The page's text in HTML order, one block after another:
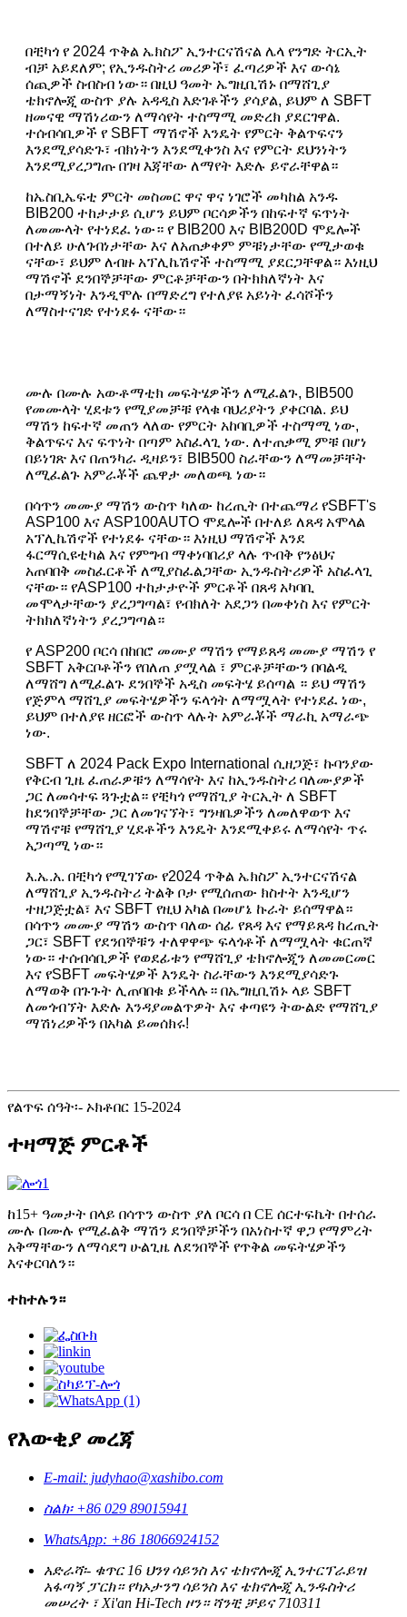
በቺካጎ የ 2024 ጥቅል ኤክስፖ ኢንተርናሽናል ሌላ የንግድ ትርኢት
ብቻ አይደለም; የኢንዱስትሪ መሪዎች፣ ፈጣሪዎች እና ውሳኔ
ሰጪዎች ስብስብ ነው። በዚህ ዓመት ኤግዚቢሽኑ በማሸጊያ
ቴክኖሎጂ ውስጥ ያሉ አዳዲስ እድገቶችን ያሳያል, ይህም ለ SBFT
ዘመናዊ ማሽነሪውን ለማሳየት ተስማሚ መድረክ ያደርገዋል.
ተሰብሳቢዎች የ SBFT ማሽኖች እንዴት የምርት ቅልጥፍናን
እንደሚያሳድጉ፣ ብክነትን እንደሚቀንስ እና የምርት ደህንነትን
እንደሚያረጋግጡ በገዛ እጃቸው ለማየት እድሉ ይኖራቸዋል።
ከኤስቢኤፍቲ ምርት መስመር ዋና ዋና ነገሮች መካከል አንዱ
BIB200 ተከታታይ ሲሆን ይህም ቦርሳዎችን በከፍተኛ ፍጥነት
ለመሙላት የተነደፈ ነው። የ BIB200 እና BIB200D ሞዴሎች
በተለይ ሁለገብነታቸው እና ለአጠቃቀም ምቹነታቸው የሚታወቁ
ናቸው፣ ይህም ለብዙ አፕሊኬሽኖች ተስማሚ ያደርጋቸዋል። እነዚህ
ማሽኖች ደንበኞቻቸው ምርቶቻቸውን በትክክለኛነት እና
በታማኝነት እንዲሞሉ በማድረግ የተለያዩ አይነት ፈሳሾችን
ለማስተናገድ የተነደፉ ናቸው።
ሙሉ በሙሉ አውቶማቲክ መፍትሄዎችን ለሚፈልጉ, BIB500
የመሙላት ሂደቱን የሚያመቻቹ የላቁ ባህሪያትን ያቀርባል. ይህ
ማሽን ከፍተኛ መጠን ላለው የምርት አከባቢዎች ተስማሚ ነው,
ቅልጥፍና እና ፍጥነት በጣም አስፈላጊ ነው. ለተጠቃሚ ምቹ በሆነ
በይነገጽ እና በጠንካራ ዲዛይን፣ BIB500 ስራቸውን ለማመቻቸት
ለሚፈልጉ አምራቾች ጨዋታ መለወጫ ነው።
በሳጥን መሙያ ማሽን ውስጥ ካለው ከረጢት በተጨማሪ የSBFT's
ASP100 እና ASP100AUTO ሞዴሎች በተለይ ለጸዳ አሞላል
አፕሊኬሽኖች የተነደፉ ናቸው። እነዚህ ማሽኖች እንደ
ፋርማሲዩቲካል እና የምግብ ማቀነባበሪያ ላሉ ጥብቅ የንፅህና
አጠባበቅ መስፈርቶች ለሚያስፈልጋቸው ኢንዱስትሪዎች አስፈላጊ
ናቸው። የASP100 ተከታታዮች ምርቶች በጸዳ አካባቢ
መሞላታቸውን ያረጋግጣል፣ የብክለት አደጋን በመቀነስ እና የምርት
ትክክለኛነትን ያረጋግጣል።
የ ASP200 ቦርሳ በከበሮ መሙያ ማሽን የማይጸዳ መሙያ ማሽን የ
SBFT አቅርቦቶችን የበለጠ ያሟላል ፣ ምርቶቻቸውን በባልዲ
ለማሸግ ለሚፈልጉ ደንበኞች አዲስ መፍትሄ ይሰጣል ። ይህ ማሽን
የጅምላ ማሸጊያ መፍትሄዎችን ፍላጎት ለማሟላት የተነደፈ ነው,
ይህም በተለያዩ ዘርፎች ውስጥ ላሉት አምራቾች ማራኪ አማራጭ
ነው.
SBFT ለ 2024 Pack Expo International ሲዘጋጅ፣ ኩባንያው
የቅርብ ጊዜ ፈጠራዎቹን ለማሳየት እና ከኢንዱስትሪ ባለሙያዎች
ጋር ለመሳተፍ ጓጉቷል። የቺካጎ የማሸጊያ ትርኢት ለ SBFT
ከደንበኞቻቸው ጋር ለመገናኘት፣ ግንዛቤዎችን ለመለዋወጥ እና
ማሽኖቹ የማሸጊያ ሂደቶችን እንዴት እንደሚቀይሩ ለማሳየት ጥሩ
አጋጣሚ ነው።
እ.ኤ.አ. በቺካጎ የሚገኘው የ2024 ጥቅል ኤክስፖ ኢንተርናሽናል
ለማሸጊያ ኢንዱስትሪ ትልቅ ቦታ የሚሰጠው ክስተት እንዲሆን
ተዘጋጅቷል፣ እና SBFT የዚህ አካል በመሆኔ ኩራት ይሰማዋል።
በሳጥን መሙያ ማሽን ውስጥ ባለው ሰፊ የጸዳ እና የማይጸዳ ከረጢት
ጋር፣ SBFT የደንበኞቹን ተለዋዋጭ ፍላጎቶች ለማሟላት ቁርጠኛ
ነው። ተሰብሳቢዎች የወደፊቱን የማሸጊያ ቴክኖሎጂን ለመመርመር
እና የSBFT መፍትሄዎች እንዴት ስራቸውን እንደሚያሳድጉ
ለማወቅ በጉጉት ሊጠባበቁ ይችላሉ። በኤግዚቢሽኑ ላይ SBFT
ለመጎብኘት እድሉ እንዳያመልጥዎት እና ቀጣዩን ትውልድ የማሸጊያ
ማሽነሪዎችን በአካል ይመሰክሩ!
የልጥፍ ሰዓት፡- ኦክቶበር 15-2024
ተዛማጅ ምርቶች
ከ15+ ዓመታት በላይ በሳጥን ውስጥ ያለ ቦርሳ በ CE ሰርተፍኬት በተሰራ
ሙሉ በሙሉ የሚፈልቅ ማሽን ደንበኞቻችን በአነስተኛ ዋጋ የማምረት
አቅማቸውን ለማሳደግ ሁልጊዜ ለደንበኞች የጥቅል መፍትሄዎችን
እናቀርባለን።
ተከተሉን።
የእውቂያ መረጃ
E-mail: judyhao@xashibo.com
ስልክ፡ +86 029 89015941
WhatsApp: +86 18066924152
አድራሻ፡- ቁጥር 16 ህንፃ ሳይንስ እና ቴክኖሎጂ ኢንተርፕራይዝ
አፋጣኝ ፓርክ። የካኦታንግ ሳይንስ እና ቴክኖሎጂ ኢንዱስትሪ
መሠረት ፣ Xi'an Hi-Tech ዞን። ሻንቺ ቻይና 710311